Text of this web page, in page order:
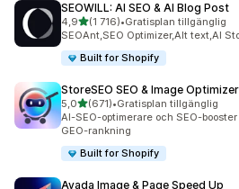
SEOWILL: AI SEO & AI Blog Post
4,9av 5 stjärnor
(1 716)
1716 recensioner totalt
•Gratisplan tillgänglig
SEOAnt,SEO Optimizer,Alt text,AI
Built for Shopify
StoreSEO SEO & Image Optimizer
5,0av 5 stjärnor
(671)
671 recensioner totalt
•Gratisplan tillgänglig
AI-SEO-optimerare och SEO-
GEO-rankning
Built for Shopify
Avada Image & Page Speed Up